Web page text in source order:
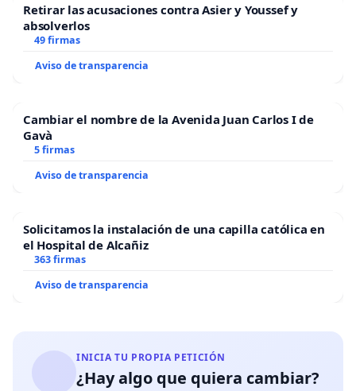
Retirar las acusaciones contra Asier y Youssef y
absolverlos
49 firmas
Aviso de transparencia
Cambiar el nombre de la Avenida Juan Carlos I de
Gavà
5 firmas
Aviso de transparencia
Solicitamos la instalación de una capilla católica en
el Hospital de Alcañiz
363 firmas
Aviso de transparencia
INICIA TU PROPIA PETICIÓN
¿Hay algo que quiera cambiar?